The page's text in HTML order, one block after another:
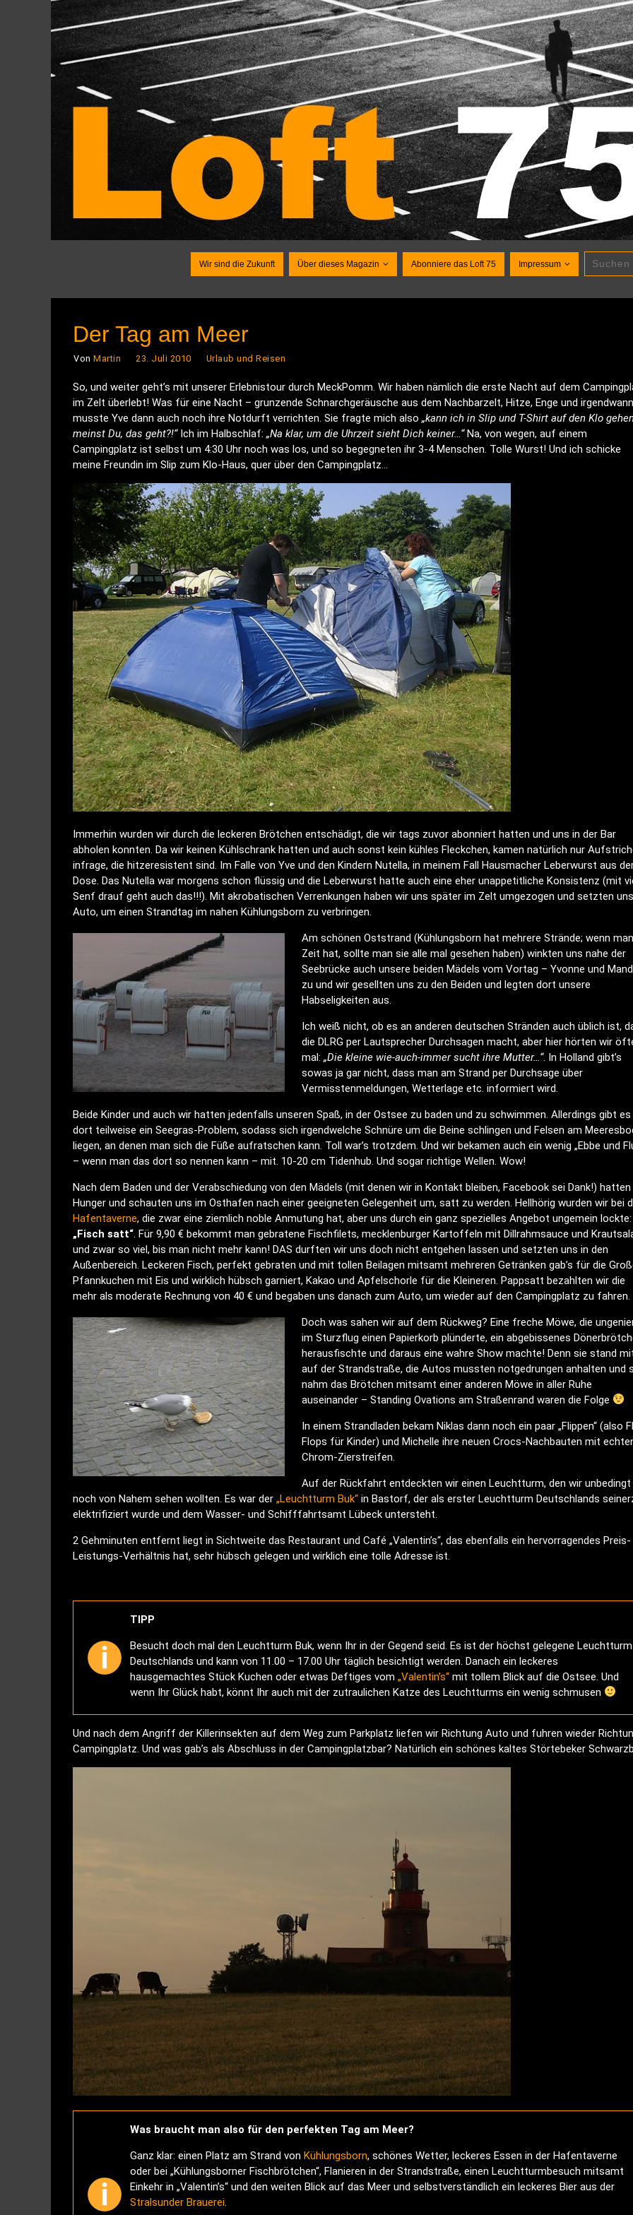
Wir sind die Zukunft Über dieses Magazin Abonniere das Loft 75 Impressum
Der Tag am Meer
Von Martin 23. Juli 2010 Urlaub und Reisen
So, und weiter geht’s mit unserer Erlebnistour durch MeckPomm. Wir haben nämlich die erste Nacht auf dem
im Zelt überlebt! Was für eine Nacht – grunzende Schnarchgeräusche aus dem Nachbarzelt, Hitze, Enge und irgendwann
musste Yve dann auch noch ihre Notdurft verrichten. Sie fragte mich also „kann ich in Slip und T-Shirt auf den Klo
meinst Du, das geht?!“Ich im Halbschlaf: „Na klar, um die Uhrzeit sieht Dich keiner…“Na, von wegen, auf einem
Campingplatz ist selbst um 4:30 Uhr noch was los, und so begegneten ihr 3-4 Menschen. Tolle Wurst! Und ich schicke
meine Freundin im Slip zum Klo-Haus, quer über den Campingplatz…
Immerhin wurden wir durch die leckeren Brötchen entschädigt, die wir tags zuvor abonniert hatten und uns in der Bar
abholen konnten. Da wir keinen Kühlschrank hatten und auch sonst kein kühles Fleckchen, kamen natürlich nur
infrage, die hitzeresistent sind. Im Falle von Yve und den Kindern Nutella, in meinem Fall Hausmacher Leberwurst aus
Dose. Das Nutella war morgens schon flüssig und die Leberwurst hatte auch eine eher unappetitliche Konsistenz (mit
Senf drauf geht auch das!!!). Mit akrobatischen Verrenkungen haben wir uns später im Zelt umgezogen und setzten uns
Auto, um einen Strandtag im nahen Kühlungsborn zu verbringen.
Am schönen Oststrand (Kühlungsborn hat mehrere Strände; wenn man
Zeit hat, sollte man sie alle mal gesehen haben) winkten uns nahe der
Seebrücke auch unsere beiden Mädels vom Vortag – Yvonne und
zu und wir gesellten uns zu den Beiden und legten dort unsere
Habseligkeiten aus.
Ich weiß nicht, ob es an anderen deutschen Stränden auch üblich ist,
die DLRG per Lautsprecher Durchsagen macht, aber hier hörten wir
mal: „Die kleine wie-auch-immer sucht ihre Mutter…“. In Holland gibt’s
sowas ja gar nicht, dass man am Strand per Durchsage über
Vermisstenmeldungen, Wetterlage etc. informiert wird.
Beide Kinder und auch wir hatten jedenfalls unseren Spaß, in der Ostsee zu baden und zu schwimmen. Allerdings gibt es
dort teilweise ein Seegras-Problem, sodass sich irgendwelche Schnüre um die Beine schlingen und Felsen am
liegen, an denen man sich die Füße aufratschen kann. Toll war’s trotzdem. Und wir bekamen auch ein wenig „Ebbe und
– wenn man das dort so nennen kann – mit. 10-20 cm Tidenhub. Und sogar richtige Wellen. Wow!
Nach dem Baden und der Verabschiedung von den Mädels (mit denen wir in Kontakt bleiben, Facebook sei Dank!)
Hunger und schauten uns im Osthafen nach einer geeigneten Gelegenheit um, satt zu werden. Hellhörig wurden wir bei
Hafentaverne, die zwar eine ziemlich noble Anmutung hat, aber uns durch ein ganz spezielles Angebot ungemein lockte:
„Fisch satt“. Für 9,90 € bekommt man gebratene Fischfilets, mecklenburger Kartoffeln mit Dillrahmsauce und
und zwar so viel, bis man nicht mehr kann! DAS durften wir uns doch nicht entgehen lassen und setzten uns in den
Außenbereich. Leckeren Fisch, perfekt gebraten und mit tollen Beilagen mitsamt mehreren Getränken gab’s für die
Pfannkuchen mit Eis und wirklich hübsch garniert, Kakao und Apfelschorle für die Kleineren. Pappsatt bezahlten wir die
mehr als moderate Rechnung von 40 € und begaben uns danach zum Auto, um wieder auf den Campingplatz zu fahren.
Doch was sahen wir auf dem Rückweg? Eine freche Möwe, die
im Sturzflug einen Papierkorb plünderte, ein abgebissenes
herausfischte und daraus eine wahre Show machte! Denn sie stand
auf der Strandstraße, die Autos mussten notgedrungen anhalten und
nahm das Brötchen mitsamt einer anderen Möwe in aller Ruhe
auseinander – Standing Ovations am Straßenrand waren die Folge
In einem Strandladen bekam Niklas dann noch ein paar „Flippen“ (also
Flops für Kinder) und Michelle ihre neuen Crocs-Nachbauten mit
Chrom-Zierstreifen.
Auf der Rückfahrt entdeckten wir einen Leuchtturm, den wir unbedingt
noch von Nahem sehen wollten. Es war der „Leuchtturm Buk“ in Bastorf, der als erster Leuchtturm Deutschlands
elektrifiziert wurde und dem Wasser- und Schifffahrtsamt Lübeck untersteht.
2 Gehminuten entfernt liegt in Sichtweite das Restaurant und Café „Valentin’s“, das ebenfalls ein hervorragendes Preis-
Leistungs-Verhältnis hat, sehr hübsch gelegen und wirklich eine tolle Adresse ist.
TIPP
Besucht doch mal den Leuchtturm Buk, wenn Ihr in der Gegend seid. Es ist der höchst gelegene Leuchtturm
Deutschlands und kann von 11.00 – 17.00 Uhr täglich besichtigt werden. Danach ein leckeres
hausgemachtes Stück Kuchen oder etwas Deftiges vom „Valentin’s“ mit tollem Blick auf die Ostsee. Und
wenn Ihr Glück habt, könnt Ihr auch mit der zutraulichen Katze des Leuchtturms ein wenig schmusen
Und nach dem Angriff der Killerinsekten auf dem Weg zum Parkplatz liefen wir Richtung Auto und fuhren wieder
Campingplatz. Und was gab’s als Abschluss in der Campingplatzbar? Natürlich ein schönes kaltes Störtebeker
Was braucht man also für den perfekten Tag am Meer?
Ganz klar: einen Platz am Strand von Kühlungsborn, schönes Wetter, leckeres Essen in der Hafentaverne
oder bei „Kühlungsborner Fischbrötchen“, Flanieren in der Strandstraße, einen Leuchtturmbesuch mitsamt
Einkehr in „Valentin’s“ und den weiten Blick auf das Meer und selbstverständlich ein leckeres Bier aus der
Stralsunder Brauerei.